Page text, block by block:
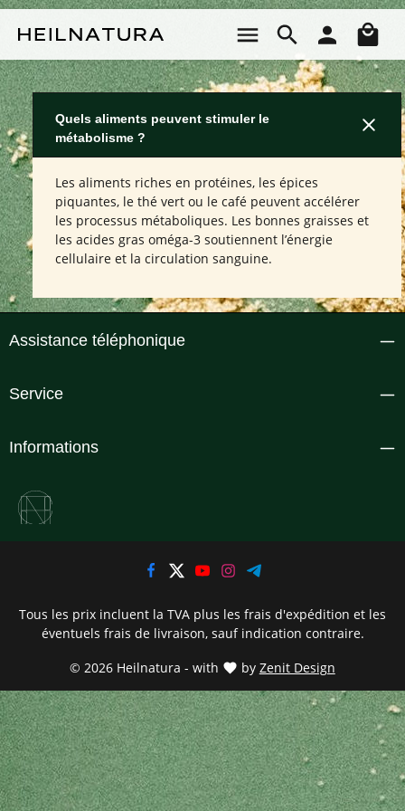
Quels aliments peuvent stimuler le
métabolisme ?
Les aliments riches en protéines, les épices
piquantes, le thé vert ou le café peuvent accélérer
les processus métaboliques. Les bonnes graisses et
les acides gras oméga-3 soutiennent l’énergie
cellulaire et la circulation sanguine.
Assistance téléphonique
Service
Informations
© 2026 Heilnatura - with by Zenit Design
Tous les prix incluent la TVA plus les frais d'expédition et les
éventuels frais de livraison, sauf indication contraire.